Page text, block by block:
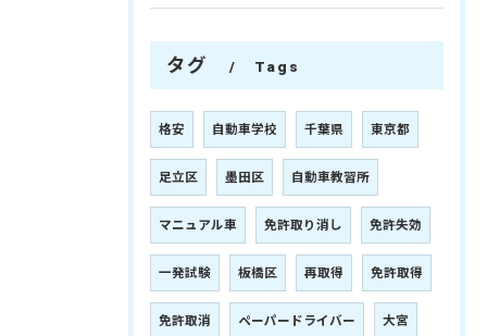
タグ Tags
格安 自動車学校 千葉県 東京都
足立区 墨田区 自動車教習所
マニュアル車 免許取り消し 免許失効
一発試験 板橋区 再取得 免許取得
免許取消 ペーパードライバー 大宮